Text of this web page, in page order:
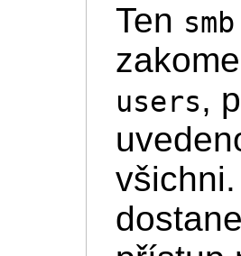
Ten
users,